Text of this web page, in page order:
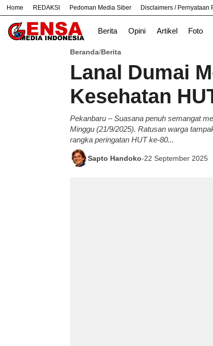
Home REDAKSI Pedoman Media Siber Disclaimers / Pernyataan
Berita Opini Artikel Foto
# Bekasi Cara Ekonomi
Beranda/Berita
Lanal Dumai
Kesehatan
Pekanbaru – Suasana penuh semangat
Minggu (21/9/2025). Ratusan warga
rangka peringatan HUT ke-80...
Sapto Handoko-22 September 2025